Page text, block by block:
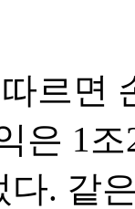
르면
은 1
다. 같